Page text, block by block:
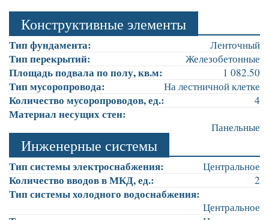
Конструктивные элементы
Тип фундамента: Ленточный
Тип перекрытий: Железобетонные
Площадь подвала по полу, кв.м: 1 082.50
Тип мусоропровода: На лестничной клетке
Количество мусоропроводов, ед.: 4
Материал несущих стен:
Панельные
Инженерные системы
Тип системы электроснабжения: Центральное
Количество вводов в МКД, ед.: 2
Тип системы холодного водоснабжения:
Центральное